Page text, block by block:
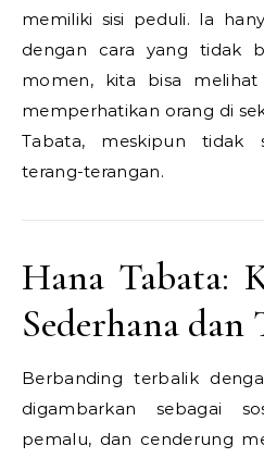
memiliki sisi peduli. Ia
dengan cara yang tidak
momen, kita bisa
memperhatikan orang di
Tabata, meskipun tidak
terang-terangan.
Hana Tabata:
Sederhana dan
Berbanding terbalik
digambarkan sebagai
pemalu, dan cenderung